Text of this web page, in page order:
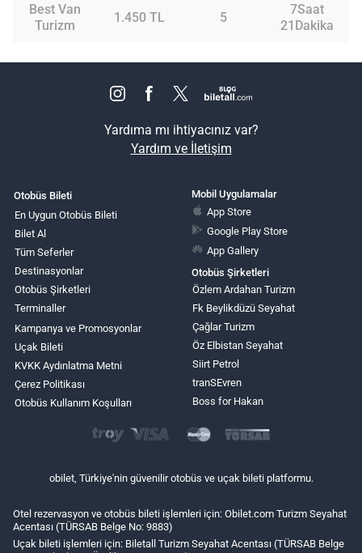
Best Van
Turizm
1.450 TL 5
7Saat
21Dakika
Yardıma mı ihtiyacınız var?
Yardım ve İletişim
Otobüs Bileti
En Uygun Otobüs Bileti
Bilet Al
Tüm Seferler
Destinasyonlar
Otobüs Şirketleri
Terminaller
Kampanya ve Promosyonlar
Uçak Bileti
KVKK Aydınlatma Metni
Çerez Politikası
Otobüs Kullanım Koşulları
Mobil Uygulamalar
App Store
Google Play Store
App Gallery
Otobüs Şirketleri
Özlem Ardahan Turizm
Fk Beylikdüzü Seyahat
Çağlar Turizm
Öz Elbistan Seyahat
Siirt Petrol
tranSEvren
Boss for Hakan
obilet, Türkiye'nin güvenilir otobüs ve uçak bileti platformu.
Otel rezervasyon ve otobüs bileti işlemleri için: Obilet.com Turizm Seyahat
Acentası (TÜRSAB Belge No: 9883)
Uçak bileti işlemleri için: Biletall Turizm Seyahat Acentası (TÜRSAB Belge